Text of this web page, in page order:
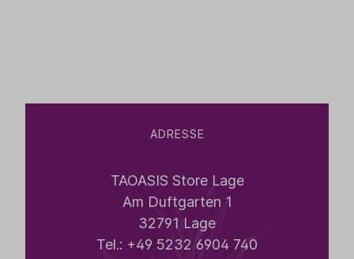
ADRESSE
TAOASIS Store Lage
Am Duftgarten 1
32791 Lage
Tel.: +49 5232 6904 740